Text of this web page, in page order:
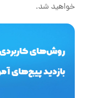
خواهید شد.